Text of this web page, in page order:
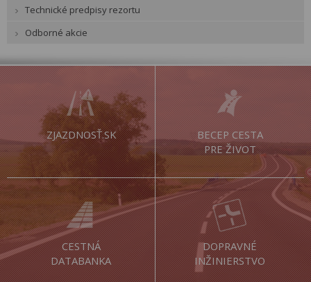
Technické predpisy rezortu
Odborné akcie
ZJAZDNOSŤ.SK
BECEP CESTA
PRE ŽIVOT
CESTNÁ
DATABANKA
DOPRAVNÉ
INŽINIERSTVO